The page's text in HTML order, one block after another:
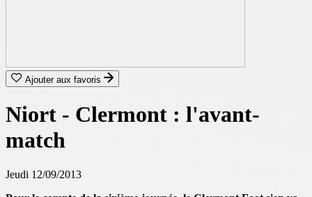
Ajouter aux favoris
Niort - Clermont : l'avant-
match
Jeudi 12/09/2013